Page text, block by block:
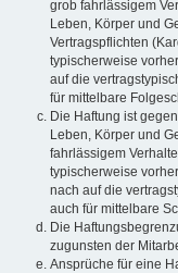
grob fahrlässigem
Leben, Körper und
Vertragspflichten
typischerweise
auf die
für mittelbare
Die Haftung ist
Leben, Körper und
fahrlässigem
typischerweise
nach auf die
auch für mittelbare
Die
zugunsten der
Ansprüche für eine